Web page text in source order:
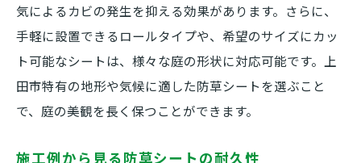
気によるカビの発生を抑える効果があります。さらに、
手軽に設置できるロールタイプや、希望のサイズにカッ
ト可能なシートは、様々な庭の形状に対応可能です。上
田市特有の地形や気候に適した防草シートを選ぶこと
で、庭の美観を長く保つことができます。
施工例から見る防草シートの耐久性